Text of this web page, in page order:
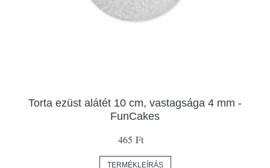
Torta ezüst alátét 10 cm, vastagsága 4 mm -
FunCakes
465 Ft
TERMÉKLEÍRÁS